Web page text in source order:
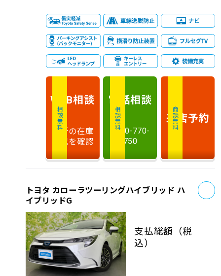
相談無料
WEB相談
最新の在庫
状況を確認
相談無料
電話相談
0120-770-
750
商談無料
来店予約
トヨタ カローラツーリングハイブリッド ハ
イブリッドG
支払総額 （税
込）